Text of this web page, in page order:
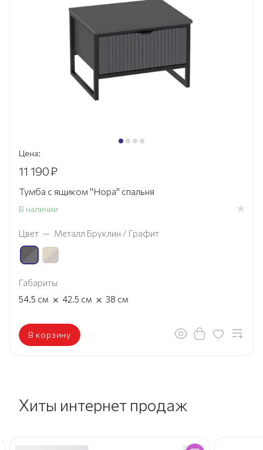
Цена:
11 190₽
Тумба с ящиком "Нора" спальня
В наличии
Цвет — Металл Бруклин / Графит
Габариты
54.5 см × 42.5 см × 38 см
В корзину
Хиты интернет продаж